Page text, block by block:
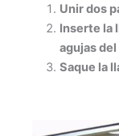
Unir dos
Inserte la
agujas
Saque la